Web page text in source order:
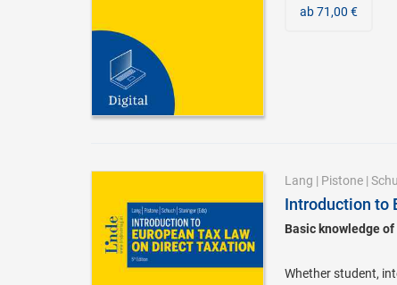
ab 71,00 €
Lang | Pistone|
Introduction to
Basic knowledge
Whether student,